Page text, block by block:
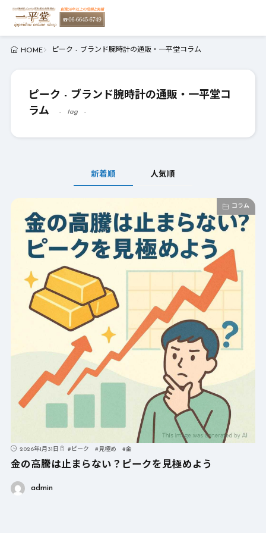
HOME ピーク - ブランド腕時計の通販・一平堂コラム
ピーク - ブランド腕時計の通販・一平堂コ
ラム
tag
新着順 人気順
コラム
2026年1月31日 #ピーク #見極め #金
金の高騰は止まらない？ピークを見極めよう
admin